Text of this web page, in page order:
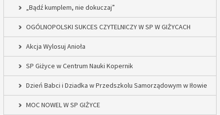
„Bądź kumplem, nie dokuczaj”
OGÓLNOPOLSKI SUKCES CZYTELNICZY W SP W GIŻYCACH
Akcja Wylosuj Anioła
SP Giżyce w Centrum Nauki Kopernik
Dzień Babci i Dziadka w Przedszkolu Samorządowym w Iłowie
MOC NOWEL W SP GIŻYCE